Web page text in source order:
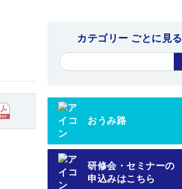
カテゴリー ごとに見る
おうみ路
研修会・セミナーの
申込みはこちら